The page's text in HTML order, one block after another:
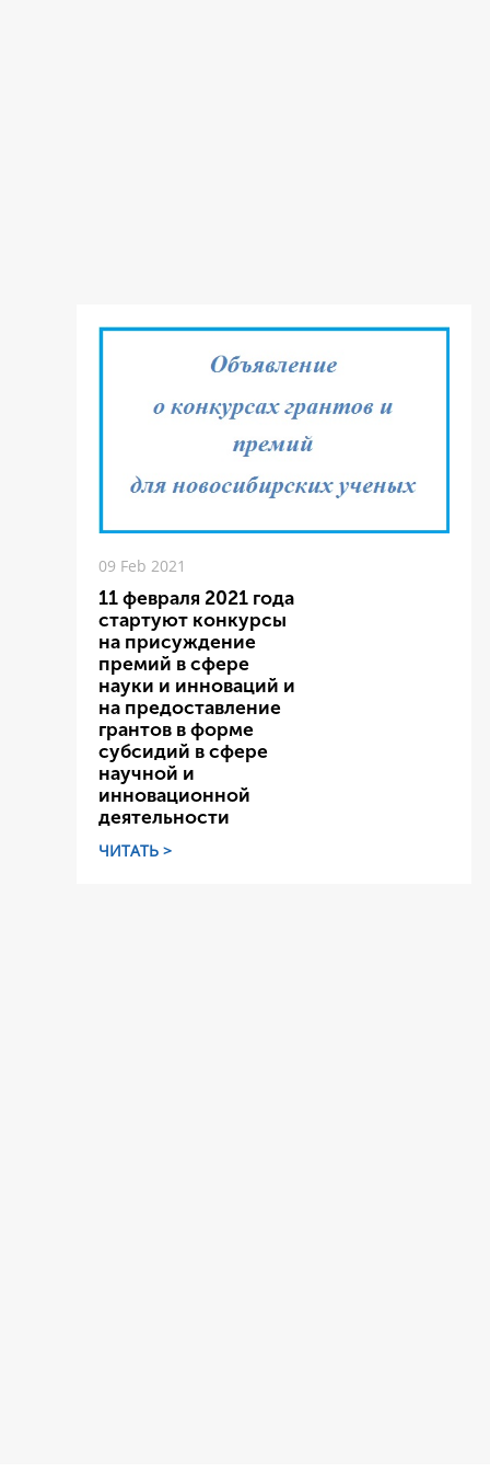
09 Feb 2021
11 февраля 2021 года
стартуют конкурсы
на присуждение
премий в сфере
науки и инноваций и
на предоставление
грантов в форме
субсидий в сфере
научной и
инновационной
деятельности
ЧИТАТЬ >